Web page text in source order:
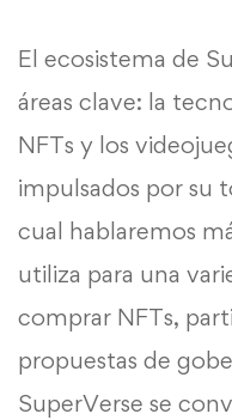
El ecosistema de
áreas clave: la
NFTs y los
impulsados por su
cual hablaremos
utiliza para una
comprar NFTs,
propuestas de
SuperVerse se